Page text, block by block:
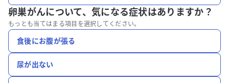
卵巣がんについて、 気になる症状はありますか？
もっとも当てはまる項目を選択してください。
食後にお腹が張る
尿が出ない